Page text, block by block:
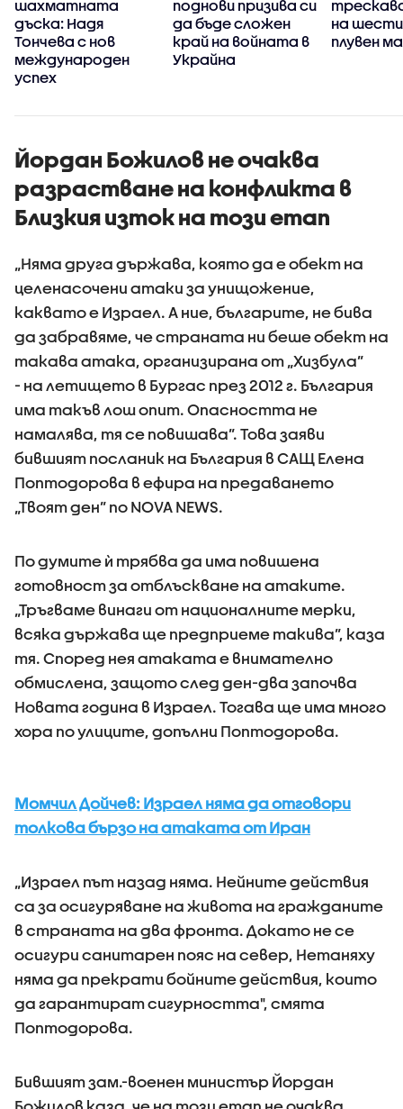
шахматната
дъска: Надя
Тончева с нов
международен
успех
поднови призива си
да бъде сложен
край на войната в
Украйна
на
плувен
Йордан Божилов не очаква
разрастване на конфликта в
Близкия изток на този етап
„Няма друга държава, която да е обект на
целенасочени атаки за унищожение,
каквато е Израел. А ние, българите, не бива
да забравяме, че страната ни беше обект на
такава атака, организирана от „Хизбула”
- на летището в Бургас през 2012 г. България
има такъв лош опит. Опасността не
намалява, тя се повишава”. Това заяви
бившият посланик на България в САЩ Елена
Поптодорова в ефира на предаването
„Твоят ден” по NOVA NEWS.
По думите ѝ трябва да има повишена
готовност за отблъскване на атаките.
„Тръгваме винаги от националните мерки,
всяка държава ще предприеме такива”, каза
тя. Според нея атаката е внимателно
обмислена, защото след ден-два започва
Новата година в Израел. Тогава ще има много
хора по улиците, допълни Поптодорова.
Момчил Дойчев: Израел няма да отговори
толкова бързо на атаката от Иран
„Израел път назад няма. Нейните действия
са за осигуряване на живота на гражданите
в страната на два фронта. Докато не се
осигури санитарен пояс на север, Нетаняху
няма да прекрати бойните действия, които
да гарантират сигурността", смята
Поптодорова.
Бившият зам.-военен министър Йордан